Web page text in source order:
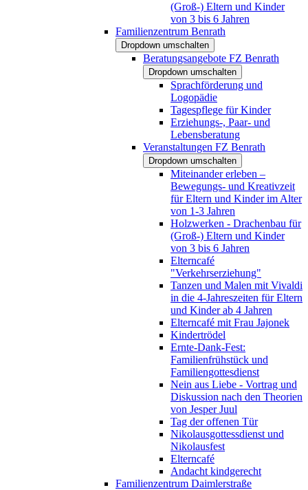
(Groß-) Eltern und Kinder
von 3 bis 6 Jahren
Familienzentrum Benrath
Dropdown umschalten
Beratungsangebote FZ Benrath
Dropdown umschalten
Sprachförderung und
Logopädie
Tagespflege für Kinder
Erziehungs-, Paar- und
Lebensberatung
Veranstaltungen FZ Benrath
Dropdown umschalten
Miteinander erleben –
Bewegungs- und Kreativzeit
für Eltern und Kinder im Alter
von 1-3 Jahren
Holzwerken - Drachenbau für
(Groß-) Eltern und Kinder
von 3 bis 6 Jahren
Elterncafé
"Verkehrserziehung"
Tanzen und Malen mit Vivaldi
in die 4-Jahreszeiten für Eltern
und Kinder ab 4 Jahren
Elterncafé mit Frau Jajonek
Kindertrödel
Ernte-Dank-Fest:
Familienfrühstück und
Familiengottesdienst
Nein aus Liebe - Vortrag und
Diskussion nach den Theorien
von Jesper Juul
Tag der offenen Tür
Nikolausgottessdienst und
Nikolausfest
Elterncafé
Andacht kindgerecht
Familienzentrum Daimlerstraße